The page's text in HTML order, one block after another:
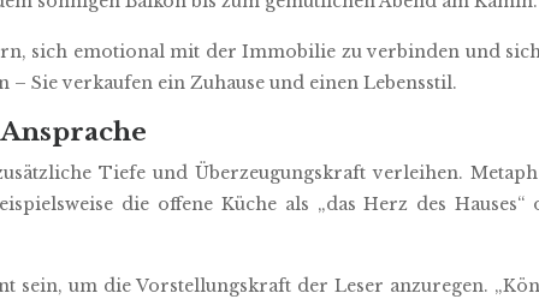
sich emotional mit der Immobilie zu verbinden und
Sie verkaufen ein Zuhause und einen Lebensstil.
Tiefe und Überzeugungskraft verleihen.
die offene Küche als „das Herz des
sein, um die Vorstellungskraft der Leser anzuregen.